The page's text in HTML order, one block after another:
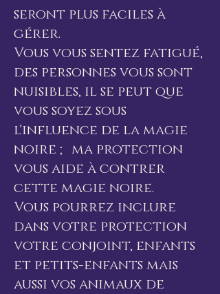
seront plus faciles à
gérer.
Vous vous sentez fatigué,
des personnes vous sont
nuisibles, il se peut que
vous soyez sous
l'influence de la magie
noire ; ma protection
vous aide à contrer
cette magie noire.
Vous pourrez inclure
dans votre protection
votre conjoint, enfants
et petits-enfants mais
aussi vos animaux de